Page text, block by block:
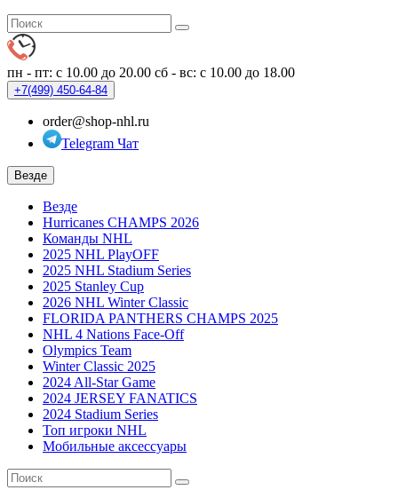
пн - пт: с 10.00 до 20.00 сб - вс: с 10.00 до 18.00
+7(499) 450-64-84
order@shop-nhl.ru
Telegram Чат
Везде
Везде
Hurricanes CHAMPS 2026
Команды NHL
2025 NHL PlayOFF
2025 NHL Stadium Series
2025 Stanley Cup
2026 NHL Winter Classic
FLORIDA PANTHERS CHAMPS 2025
NHL 4 Nations Face-Off
Olympics Team
Winter Classic 2025
2024 All-Star Game
2024 JERSEY FANATICS
2024 Stadium Series
Топ игроки NHL
Мобильные аксессуары